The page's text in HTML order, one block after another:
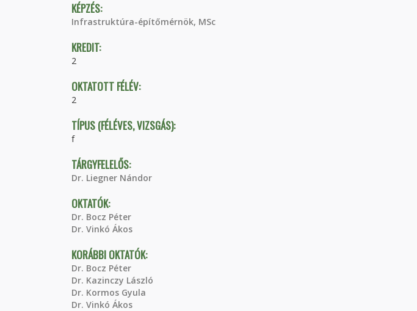
KÉPZÉS:
Infrastruktúra-építőmérnök, MSc
KREDIT:
2
OKTATOTT FÉLÉV:
2
TÍPUS (FÉLÉVES, VIZSGÁS):
f
TÁRGYFELELŐS:
Dr. Liegner Nándor
OKTATÓK:
Dr. Bocz Péter
Dr. Vinkó Ákos
KORÁBBI OKTATÓK:
Dr. Bocz Péter
Dr. Kazinczy László
Dr. Kormos Gyula
Dr. Vinkó Ákos